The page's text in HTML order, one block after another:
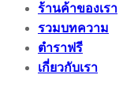
ร้านค้าของเรา
รวมบทความ
ตำราฟรี
เกี่ยวกับเรา